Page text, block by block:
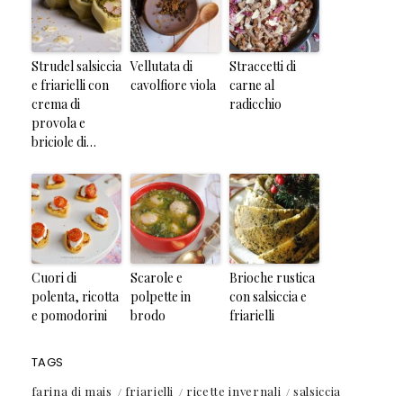
Strudel salsiccia
e friarielli con
crema di
provola e
briciole di…
Vellutata di
cavolfiore viola
Straccetti di
carne al
radicchio
Cuori di
polenta, ricotta
e pomodorini
Scarole e
polpette in
brodo
Brioche rustica
con salsiccia e
friarielli
TAGS
farina di mais friarielli ricette invernali salsiccia